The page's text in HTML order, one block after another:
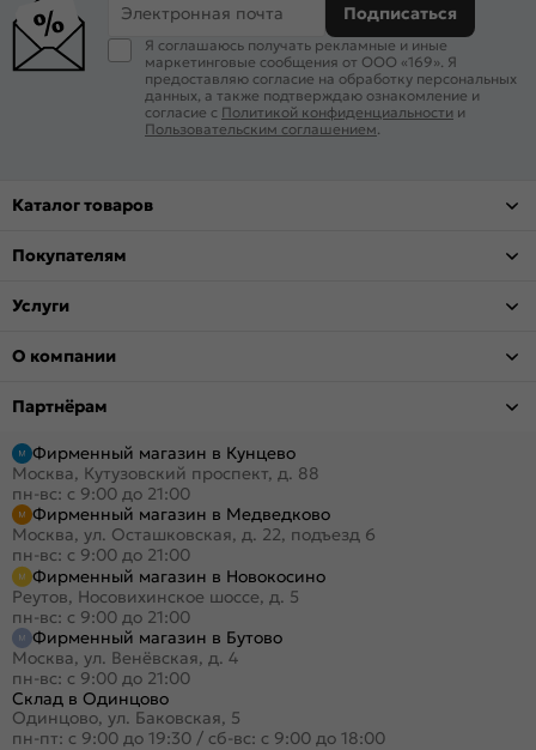
Электронная почта Подписаться
Я соглашаюсь получать рекламные и иные
маркетинговые сообщения от ООО «169». Я
предоставляю согласие на обработку персональных
данных, а также подтверждаю ознакомление и
согласие с Политикой конфиденциальности и
Пользовательским соглашением
Каталог товаров
Покупателям
Услуги
О компании
Партнёрам
Фирменный магазин в Кунцево
Москва, Кутузовский проспект, д. 88
пн-вс: с 9:00 до 21:00
Фирменный магазин в Медведково
Москва, ул. Осташковская, д. 22, подъезд 6
пн-вс: с 9:00 до 21:00
Фирменный магазин в Новокосино
Реутов, Носовихинское шоссе, д. 5
пн-вс: с 9:00 до 21:00
Фирменный магазин в Бутово
Москва, ул. Венёвская, д. 4
пн-вс: с 9:00 до 21:00
Склад в Одинцово
Одинцово, ул. Баковская, 5
пн-пт: с 9:00 до 19:30 / сб-вс: с 9:00 до 18:00